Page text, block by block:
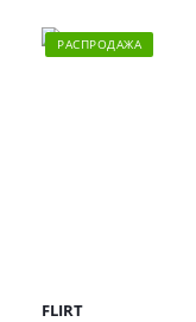
РАСПРОДАЖА
FLIRT